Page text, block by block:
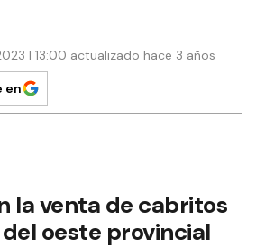
| 13:00 actualizado hace 3 años
en
la venta de cabritos
oeste provincial